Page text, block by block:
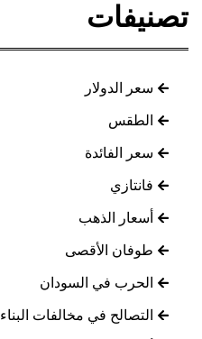
تصنيفات
سعر الدولار
الطقس
سعر الفائدة
فانتازي
أسعار الذهب
طوفان الأقصى
الحرب في السودان
التصالح في مخالفات البناء